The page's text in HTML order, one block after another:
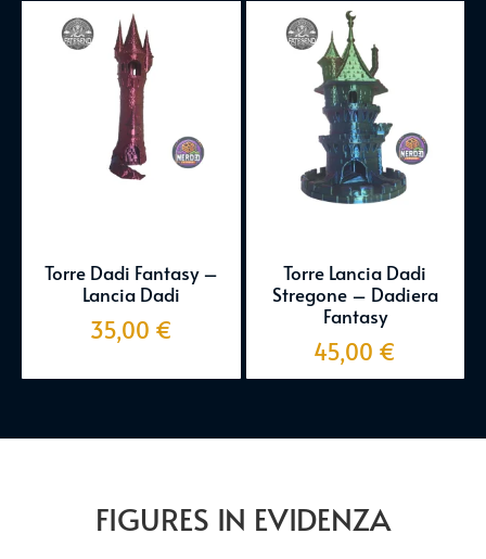
Torre Dadi Fantasy –
Lancia Dadi
35,00 €
Torre Lancia Dadi
Stregone – Dadiera
Fantasy
45,00 €
FIGURES IN EVIDENZA